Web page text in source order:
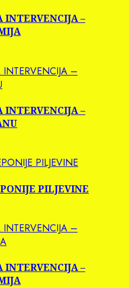
INTERVENCIJA –
–
INTERVENCIJA –
PILJEVINE
PILJEVINE
–
INTERVENCIJA –